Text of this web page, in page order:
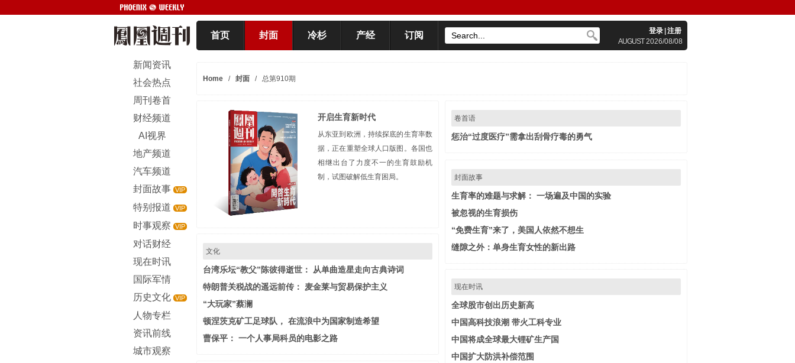
首页 封面 冷杉 产经 订阅 登录 注册
AUGUST2026/08/08
新闻资讯
社会热点
周刊卷首
财经频道
AI视界
地产频道
汽车频道
封面故事 VIP
特别报道 VIP
时事观察 VIP
对话财经
现在时讯
国际军情
历史文化 VIP
人物专栏
资讯前线
城市观察
Home / 封面 / 总第910期
开启生育新时代
从东亚到欧洲，持续探底的生育率数
据，正在重塑全球人口版图。各国也
相继出台了力度不一的生育鼓励机
制，试图破解低生育困局。
卷首语
惩治“过度医疗”需拿出刮骨疗毒的勇气
封面故事
生育率的难题与求解： 一场遍及中国的实验
被忽视的生育损伤
“免费生育”来了，美国人依然不想生
缝隙之外：单身生育女性的新出路
文化
台湾乐坛“教父”陈彼得逝世： 从单曲造星走向古典诗词
特朗普关税战的遥远前传： 麦金莱与贸易保护主义
“大玩家”蔡澜
顿涅茨克矿工足球队， 在流浪中为国家制造希望
曹保平： 一个人事局科员的电影之路
现在时讯
全球股市创出历史新高
中国高科技浪潮 带火工科专业
中国将成全球最大锂矿生产国
中国扩大防洪补偿范围